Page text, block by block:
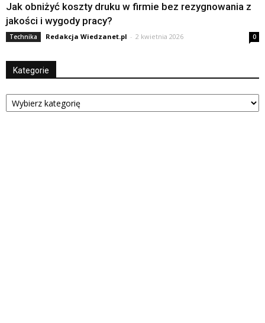
Jak obniżyć koszty druku w firmie bez rezygnowania z
jakości i wygody pracy?
Technika Redakcja Wiedzanet.pl - 2 kwietnia 2026 0
Kategorie
Kategorie